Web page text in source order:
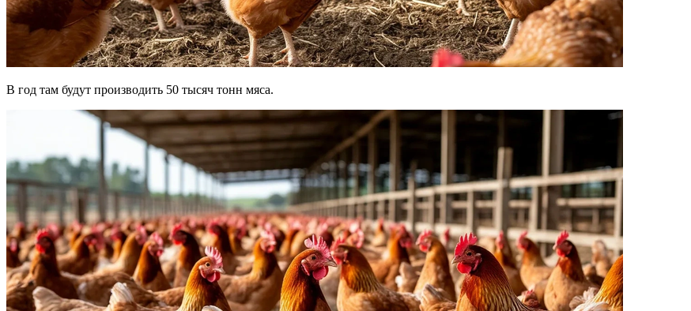
В год там будут производить 50 тысяч тонн мяса.